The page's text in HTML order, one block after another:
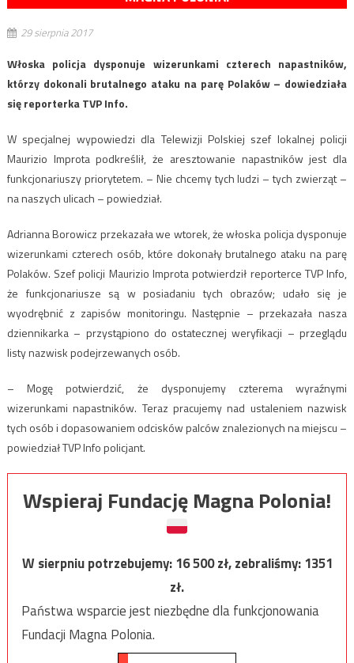
29 sierpnia 2017
Włoska policja dysponuje wizerunkami czterech napastników,
którzy dokonali brutalnego ataku na parę Polaków – dowiedziała
się reporterka TVP Info.
W specjalnej wypowiedzi dla Telewizji Polskiej szef lokalnej policji
Maurizio Improta podkreślił, że aresztowanie napastników jest dla
funkcjonariuszy priorytetem. – Nie chcemy tych ludzi – tych zwierząt –
na naszych ulicach – powiedział.
Adrianna Borowicz przekazała we wtorek, że włoska policja dysponuje
wizerunkami czterech osób, które dokonały brutalnego ataku na parę
Polaków. Szef policji Maurizio Improta potwierdził reporterce TVP Info,
że funkcjonariusze są w posiadaniu tych obrazów; udało się je
wyodrębnić z zapisów monitoringu. Następnie – przekazała nasza
dziennikarka – przystąpiono do ostatecznej weryfikacji – przeglądu
listy nazwisk podejrzewanych osób.
– Mogę potwierdzić, że dysponujemy czterema wyraźnymi
wizerunkami napastników. Teraz pracujemy nad ustaleniem nazwisk
tych osób i dopasowaniem odcisków palców znalezionych na miejscu –
powiedział TVP Info policjant.
Wspieraj Fundację Magna Polonia!
W sierpniu potrzebujemy:16 500zł, zebraliśmy:1351
zł.
Państwa wsparcie jest niezbędne dla funkcjonowania
Fundacji Magna Polonia.